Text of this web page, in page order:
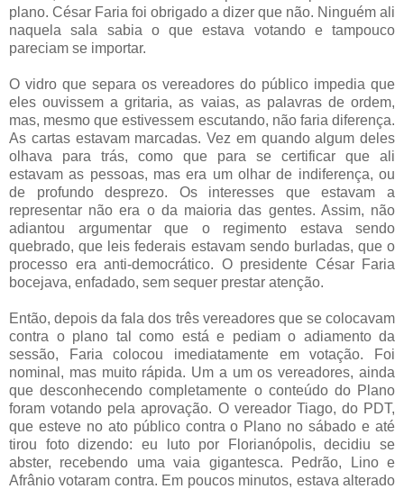
plano. César Faria foi obrigado a dizer que não. Ninguém ali
naquela sala sabia o que estava votando e tampouco
pareciam se importar.
O vidro que separa os vereadores do público impedia que
eles ouvissem a gritaria, as vaias, as palavras de ordem,
mas, mesmo que estivessem escutando, não faria diferença.
As cartas estavam marcadas. Vez em quando algum deles
olhava para trás, como que para se certificar que ali
estavam as pessoas, mas era um olhar de indiferença, ou
de profundo desprezo. Os interesses que estavam a
representar não era o da maioria das gentes. Assim, não
adiantou argumentar que o regimento estava sendo
quebrado, que leis federais estavam sendo burladas, que o
processo era anti-democrático. O presidente César Faria
bocejava, enfadado, sem sequer prestar atenção.
Então, depois da fala dos três vereadores que se colocavam
contra o plano tal como está e pediam o adiamento da
sessão, Faria colocou imediatamente em votação. Foi
nominal, mas muito rápida. Um a um os vereadores, ainda
que desconhecendo completamente o conteúdo do Plano
foram votando pela aprovação. O vereador Tiago, do PDT,
que esteve no ato público contra o Plano no sábado e até
tirou foto dizendo: eu luto por Florianópolis, decidiu se
abster, recebendo uma vaia gigantesca. Pedrão, Lino e
Afrânio votaram contra. Em poucos minutos, estava alterado